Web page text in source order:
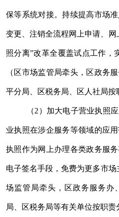
保等系统对接。持续提高市场准
变更、注销全流程网上申请、网
照分离”改革全覆盖试点工作，
（区市场监管局牵头，区政务
平分局、区税务局、区人社局按
（2 ）加大电子营业执照
业执照在涉企服务等领域的应
执照作为网上办理各类政务服
电子签名手段，免费为更多市场
场监管局牵头，区政务服务办
局、区税务局等有关单位按职责